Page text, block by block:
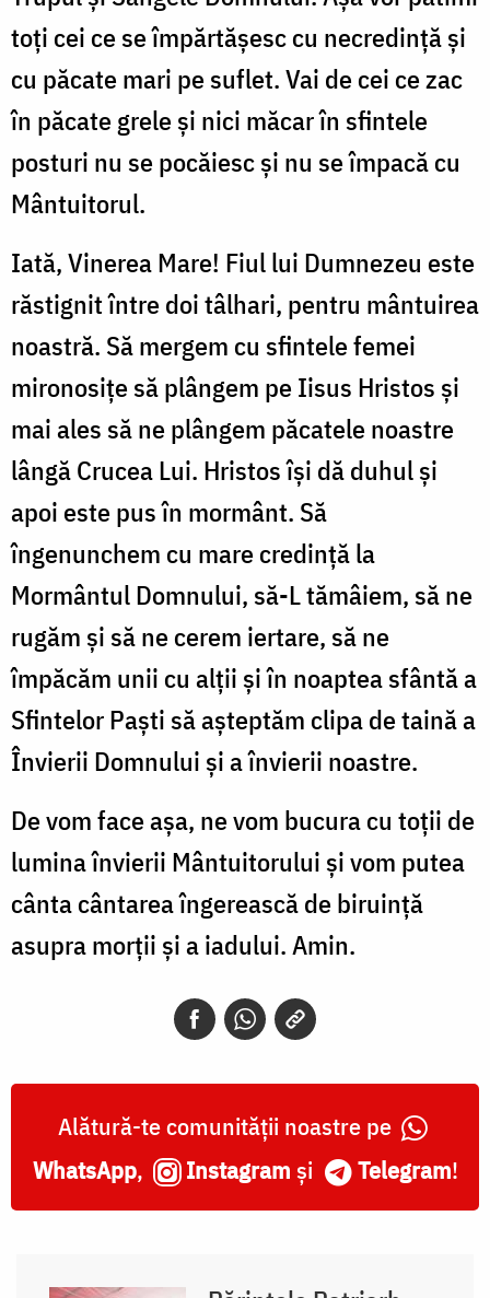
toți cei ce se împărtășesc cu necredință și
cu păcate mari pe suflet. Vai de cei ce zac
în păcate grele și nici măcar în sfintele
posturi nu se pocăiesc și nu se împacă cu
Mântuitorul.
Iată, Vinerea Mare! Fiul lui Dumnezeu este
răstignit între doi tâlhari, pentru mântuirea
noastră. Să mergem cu sfintele femei
mironosițe să plângem pe Iisus Hristos și
mai ales să ne plângem păcatele noastre
lângă Crucea Lui. Hristos își dă duhul și
apoi este pus în mormânt. Să
îngenunchem cu mare credință la
Mormântul Domnului, să-L tămâiem, să ne
rugăm și să ne cerem iertare, să ne
împăcăm unii cu alții și în noaptea sfântă a
Sfintelor Paști să așteptăm clipa de taină a
Învierii Domnului și a învierii noastre.
De vom face așa, ne vom bucura cu toții de
lumina învierii Mântuitorului și vom putea
cânta cântarea îngerească de biruință
asupra morții și a iadului. Amin.
Alătură-te comunității noastre pe
WhatsApp, Instagram și Telegram!